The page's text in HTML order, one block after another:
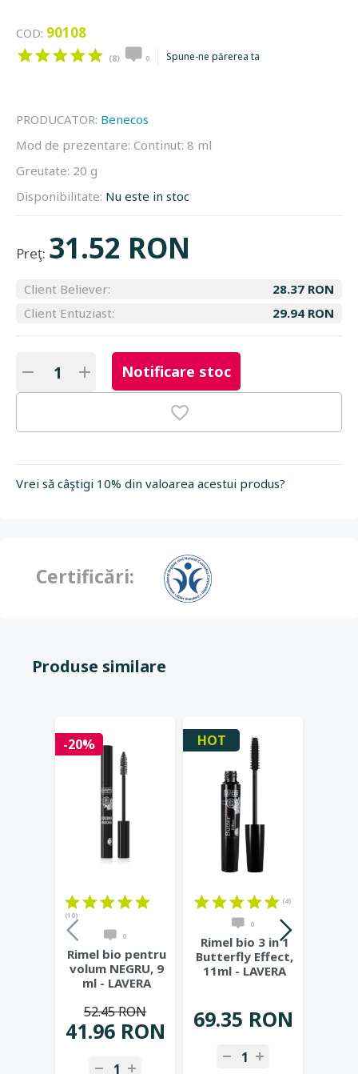
COD: 90108
(8) 0 Spune-ne părerea ta
PRODUCATOR: Benecos
Mod de prezentare: Continut: 8 ml
Greutate: 20 g
Disponibilitate: Nu este in stoc
Preţ: 31.52 RON
Client Believer:
28.37 RON
Client Entuziast:
29.94 RON
Notificare stoc
Vrei să câştigi 10% din valoarea acestui produs?
Certificări:
Produse similare
-20%
(10)
0
Rimel bio pentru
volum NEGRU, 9
ml - LAVERA
41.96 RON
52.45 RON
HOT
(4)
0
Rimel bio 3 in 1
Butterfly Effect,
11ml - LAVERA
69.35 RON